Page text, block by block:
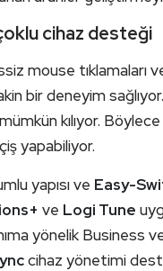
cihaz desteği
mouse tıklamaları
bir deneyim sağlıyor.
kılıyor.
yapabiliyor.
yapısı ve Easy-
ve Logi Tune
yönelik Business
cihaz yönetimi